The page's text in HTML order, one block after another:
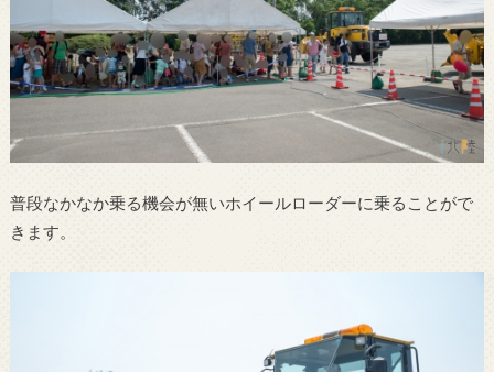
普段なかなか乗る機会が無いホイールローダーに乗ることがで
きます。